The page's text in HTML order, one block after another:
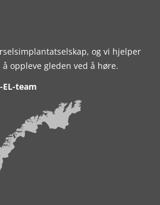
og vi hjelper
oppleve gleden ved å høre.
team